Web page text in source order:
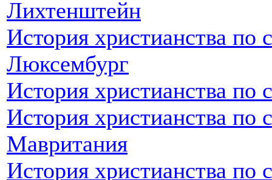
Лихтенштейн
История христианства по
Люксембург
История христианства
История христианства по
Мавритания
История христианства по